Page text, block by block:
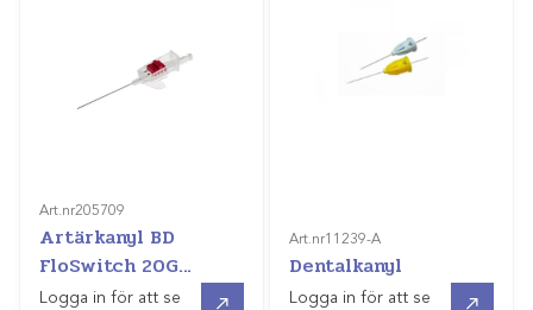
Art.nr205709
Artärkanyl BD
FloSwitch 20G
45mm, avstängning
Logga in för att se
Art.nr11239-A
Dentalkanyl
Logga in för att se